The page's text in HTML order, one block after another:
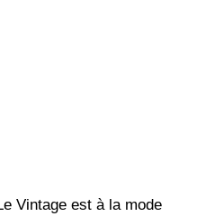
Vintage est à la mode